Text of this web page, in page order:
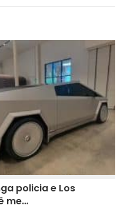
policia e Los
me…